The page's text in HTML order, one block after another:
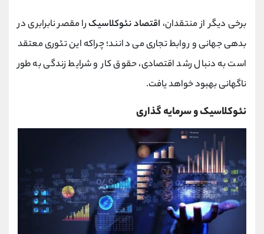
برخی دیگر از منتقدان، اقتصاد نئوکلاسیکرا مقصر نابرابری در
بدهی جهانی و روابط تجاری می دانند؛ چراکه این تئوری معتقد
است به دنبال رشد اقتصادی، حقوق کار و شرایط زندگی به طور
ناگهانی بهبود خواهد یافت.
نئوکلاسیک و سرمایه گذاری